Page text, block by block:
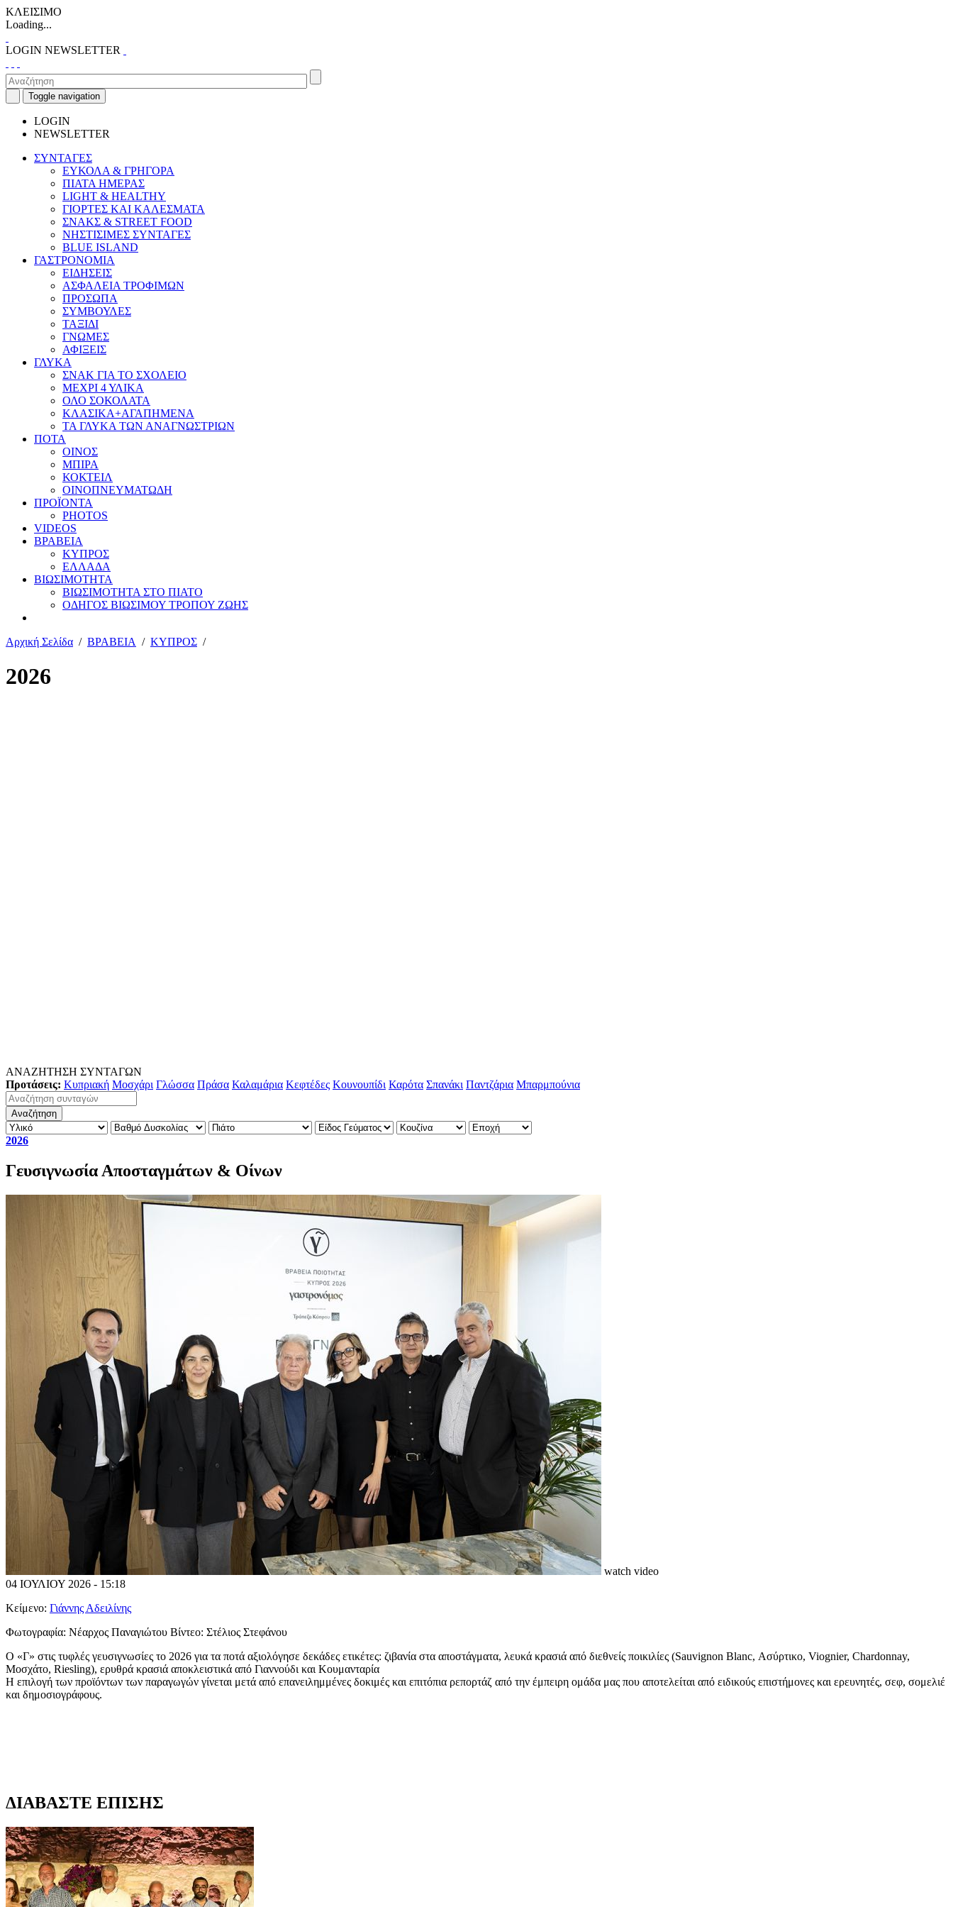
ΚΛΕΙΣΙΜΟ
Loading...
LOGIN NEWSLETTER
Toggle navigation
LOGIN
NEWSLETTER
ΣΥΝΤΑΓΕΣ
ΕΥΚΟΛΑ & ΓΡΗΓΟΡΑ
ΠΙΑΤΑ ΗΜΕΡΑΣ
LIGHT & HEALTHY
ΓΙΟΡΤΕΣ ΚΑΙ ΚΑΛΕΣΜΑΤΑ
ΣΝΑΚΣ & STREET FOOD
ΝΗΣΤΙΣΙΜΕΣ ΣΥΝΤΑΓΕΣ
BLUE ISLAND
ΓΑΣΤΡΟΝΟΜΙΑ
ΕΙΔΗΣΕΙΣ
ΑΣΦΑΛΕΙΑ ΤΡΟΦΙΜΩΝ
ΠΡΟΣΩΠΑ
ΣΥΜΒΟΥΛΕΣ
ΤΑΞΙΔΙ
ΓΝΩΜΕΣ
ΑΦΙΞΕΙΣ
ΓΛΥΚΑ
ΣΝΑΚ ΓΙΑ ΤΟ ΣΧΟΛΕΙΟ
ΜΕΧΡΙ 4 ΥΛΙΚΑ
ΟΛΟ ΣΟΚΟΛΑΤΑ
ΚΛΑΣΙΚΑ+ΑΓΑΠΗΜΕΝΑ
ΤΑ ΓΛΥΚΑ ΤΩΝ ΑΝΑΓΝΩΣΤΡΙΩΝ
ΠΟΤΑ
ΟΙΝΟΣ
ΜΠΙΡΑ
ΚΟΚΤΕΙΛ
ΟΙΝΟΠΝΕΥΜΑΤΩΔΗ
ΠΡΟΪΟΝΤΑ
PHOTOS
VIDEOS
ΒΡΑΒΕΙΑ
ΚΥΠΡΟΣ
ΕΛΛΑΔΑ
ΒΙΩΣΙΜΟΤΗΤΑ
ΒΙΩΣΙΜΟΤΗΤΑ ΣΤΟ ΠΙΑΤΟ
ΟΔΗΓΟΣ ΒΙΩΣΙΜΟΥ ΤΡΟΠΟΥ ΖΩΗΣ
Αρχική Σελίδα / ΒΡΑΒΕΙΑ / ΚΥΠΡΟΣ /
2026
ΑΝΑΖΗΤΗΣΗ ΣΥΝΤΑΓΩΝ
Προτάσεις: Κυπριακή Μοσχάρι Γλώσσα Πράσα Καλαμάρια Κεφτέδες Κουνουπίδι Καρότα Σπανάκι Παντζάρια Μπαρμπούνια
2026
Γευσιγνωσία Αποσταγμάτων & Οίνων
watch video
04 ΙΟΥΛΙΟΥ 2026 - 15:18
Κείμενο: Γιάννης Αδειλίνης
Φωτογραφία: Νέαρχος Παναγιώτου Βίντεο: Στέλιος Στεφάνου
Ο «Γ» στις τυφλές γευσιγνωσίες το 2026 για τα ποτά αξιολόγησε δεκάδες ετικέτες: ζιβανία στα αποστάγματα, λευκά κρασιά από διεθνείς ποικιλίες (Sauvignon Blanc, Ασύρτικο, Viognier, Chardonnay,
Μοσχάτο, Riesling), ερυθρά κρασιά αποκλειστικά από Γιαννούδι και Κουμανταρία
Η επιλογή των προϊόντων των παραγωγών γίνεται μετά από επανειλημμένες δοκιμές και επιτόπια ρεπορτάζ από την έμπειρη ομάδα μας που αποτελείται από ειδικούς επιστήμονες και ερευνητές, σεφ, σομελιέ
και δημοσιογράφους.
ΔΙΑΒΑΣΤΕ ΕΠΙΣΗΣ